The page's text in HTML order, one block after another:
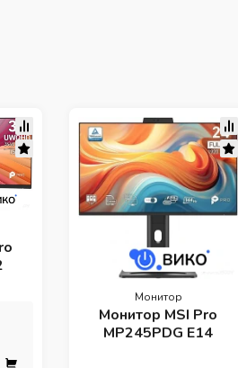
Монитор
Монитор MSI Pro
MP245PDG E14